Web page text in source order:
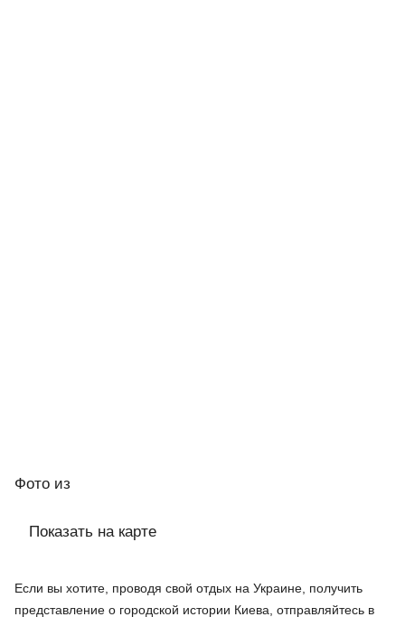
Фото из
Показать на карте
Если вы хотите, проводя свой отдых на Украине, получить
представление о городской истории Киева, отправляйтесь в